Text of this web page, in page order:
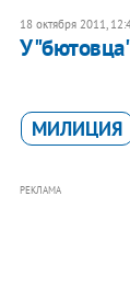
18 октября 2011,
У
МИЛИЦИЯ
РЕКЛАМА